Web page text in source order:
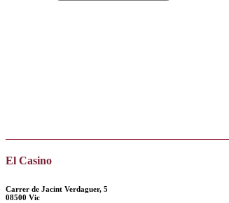
El Casino
Carrer de Jacint Verdaguer, 5
08500 Vic